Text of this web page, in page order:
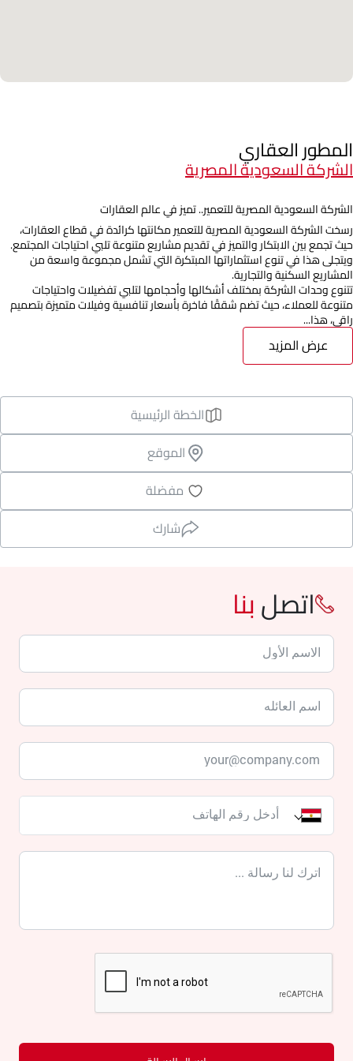
المطور العقاري
الشركة السعودية المصرية
الشركة السعودية المصرية للتعمير.. تميز في عالم العقارات
رسخت الشركة السعودية المصرية للتعمير مكانتها كرائدة في قطاع العقارات،
حيث تجمع بين الابتكار والتميز في تقديم مشاريع متنوعة تلبي احتياجات المجتمع.
ويتجلى هذا في تنوع استثماراتها المبتكرة التي تشمل مجموعة واسعة من
المشاريع السكنية والتجارية.
تتنوع وحدات الشركة بمختلف أشكالها وأحجامها لتلبي تفضيلات واحتياجات
متنوعة للعملاء، حيث تضم شققًا فاخرة بأسعار تنافسية وفيلات متميزة بتصميم
راقي، هذا...
عرض المزيد
الخطة الرئيسية
الموقع
مفضلة
شارك
اتصلبنا